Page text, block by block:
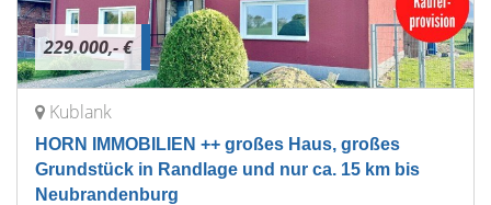
229.000,- €
Kublank
HORN IMMOBILIEN ++ großes Haus, großes
Grundstück in Randlage und nur ca. 15 km bis
Neubrandenburg